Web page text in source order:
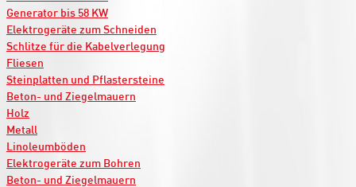
Generator bis 58 KW
Elektrogeräte zum Schneiden
Schlitze für die Kabelverlegung
Fliesen
Steinplatten und Pflastersteine
Beton- und Ziegelmauern
Holz
Metall
Linoleumböden
Elektrogeräte zum Bohren
Beton- und Ziegelmauern